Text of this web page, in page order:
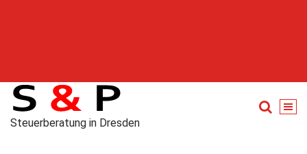
Steuerberatung in Dresden